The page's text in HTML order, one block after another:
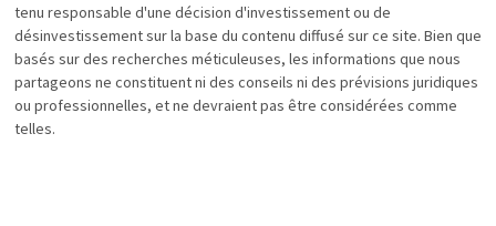
tenu responsable d'une décision d'investissement ou de
désinvestissement sur la base du contenu diffusé sur ce site. Bien que
basés sur des recherches méticuleuses, les informations que nous
partageons ne constituent ni des conseils ni des prévisions juridiques
ou professionnelles, et ne devraient pas être considérées comme
telles.